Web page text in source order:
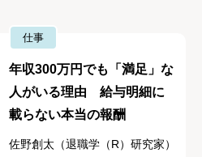
仕事
年収300万円でも「満足」な
人がいる理由 給与明細に
載らない本当の報酬
佐野創太（退職学（R）研究家）